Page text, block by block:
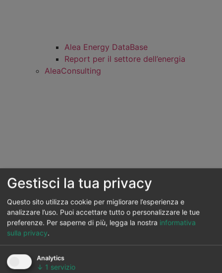
Alea Energy DataBase
Report per il settore dell’energia
AleaConsulting
Gestisci la tua privacy
Questo sito utilizza cookie per migliorare l’esperienza e
analizzare l’uso. Puoi accettare tutto o personalizzare le tue
preferenze. Per saperne di più, legga la nostra informativa
sulla privacy.
Analytics
↓ 1 servizio